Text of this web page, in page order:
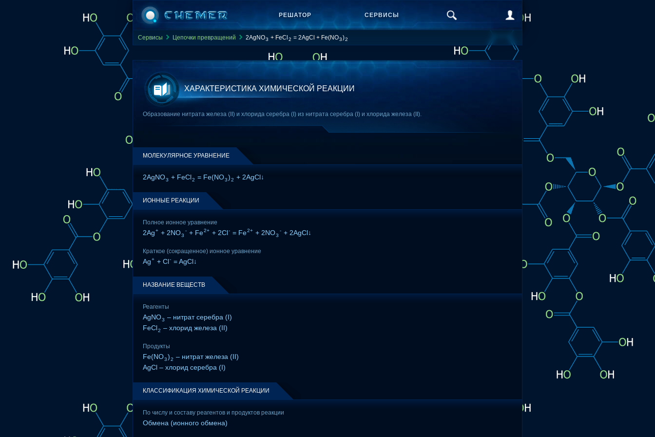
РЕШАТОР СЕРВИСЫ
Сервисы Цепочки превращений 2AgNO3 + FeCl 2 = 2AgCl + Fe(NO3)2
ХАРАКТЕРИСТИКА ХИМИЧЕСКОЙ РЕАКЦИИ
Образование нитрата железа (II) и хлорида серебра (I) из нитрата серебра (I) и хлорида железа (II).
МОЛЕКУЛЯРНОЕ УРАВНЕНИЕ
2AgNO3 + FeCl2 = Fe(NO3)2 + 2AgCl↓
ИОННЫЕ РЕАКЦИИ
Полное ионное уравнение
2Ag+ + 2NO3
- + Fe2+ + 2Cl- = Fe2+ + 2NO3
- + 2AgCl↓
Краткое (сокращенное) ионное уравнение
Ag+ + Cl- = AgCl↓
НАЗВАНИЕ ВЕЩЕСТВ
Реагенты
AgNO3 – нитрат серебра (I)
FeCl2 – хлорид железа (II)
Продукты
Fe(NO3)2 – нитрат железа (II)
AgCl – хлорид серебра (I)
КЛАССИФИКАЦИЯ ХИМИЧЕСКОЙ РЕАКЦИИ
По числу и составу реагентов и продуктов реакции
Обмена (ионного обмена)